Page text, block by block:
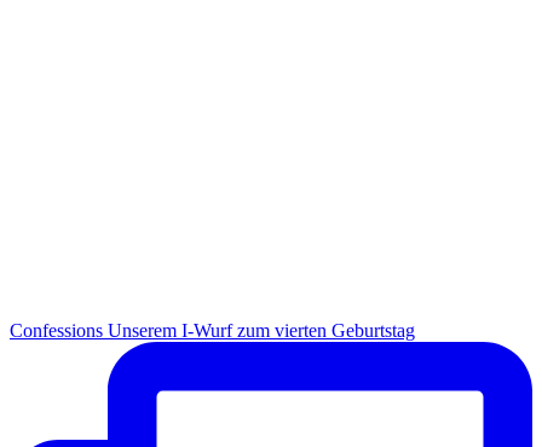
Con­fes­si­ons Unse­rem I-Wurf zum vier­ten Geburtstag